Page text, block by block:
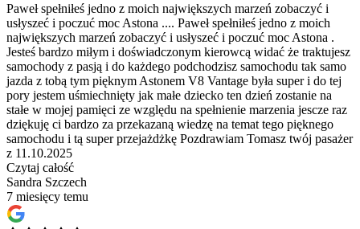
Paweł spełniłeś jedno z moich największych marzeń zobaczyć i
usłyszeć i poczuć moc Astona .... Paweł spełniłeś jedno z moich
największych marzeń zobaczyć i usłyszeć i poczuć moc Astona .
Jesteś bardzo miłym i doświadczonym kierowcą widać że traktujesz
samochody z pasją i do każdego podchodzisz samochodu tak samo
jazda z tobą tym pięknym Astonem V8 Vantage była super i do tej
pory jestem uśmiechnięty jak małe dziecko ten dzień zostanie na
stałe w mojej pamięci ze względu na spełnienie marzenia jescze raz
dziękuję ci bardzo za przekazaną wiedzę na temat tego pięknego
samochodu i tą super przejażdżkę Pozdrawiam Tomasz twój pasażer
z 11.10.2025
Czytaj całość
Sandra Szczech
7 miesięcy temu